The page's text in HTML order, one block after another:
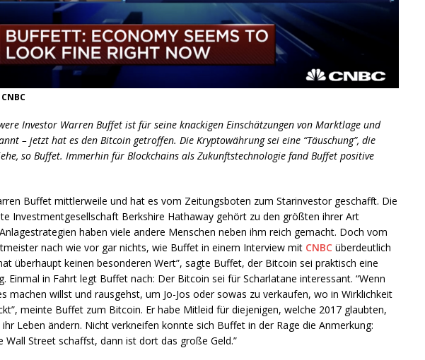
Investor Warren Buffet ist für seine knackigen Einschätzungen von Marktlage und
– jetzt hat es den Bitcoin getroffen. Die Kryptowährung sei eine “Täuschung”, die
so Buffet. Immerhin für Blockchains als Zukunftstechnologie fand Buffet positive
Buffet mittlerweile und hat es vom Zeitungsboten zum Starinvestor geschafft. Die
Investmentgesellschaft Berkshire Hathaway gehört zu den größten ihrer Art
haben viele andere Menschen neben ihm reich gemacht. Doch vom
nach wie vor gar nichts, wie Buffet in einem Interview mit CNBC überdeutlich
überhaupt keinen besonderen Wert”, sagte Buffet, der Bitcoin sei praktisch eine
Einmal in Fahrt legt Buffet nach: Der Bitcoin sei für Scharlatane interessant. “Wenn
machen willst und rausgehst, um Jo-Jos oder sowas zu verkaufen, wo in Wirklichkeit
meinte Buffet zum Bitcoin. Er habe Mitleid für diejenigen, welche 2017 glaubten,
Leben ändern. Nicht verkneifen konnte sich Buffet in der Rage die Anmerkung:
Wall Street schaffst, dann ist dort das große Geld.”